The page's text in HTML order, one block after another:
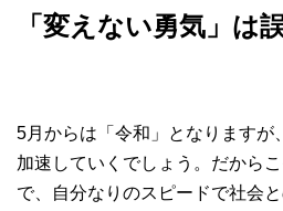
「変えない勇気」は
5月からは「令和」となりますが
加速していくでしょう。だから
で、自分なりのスピードで社会